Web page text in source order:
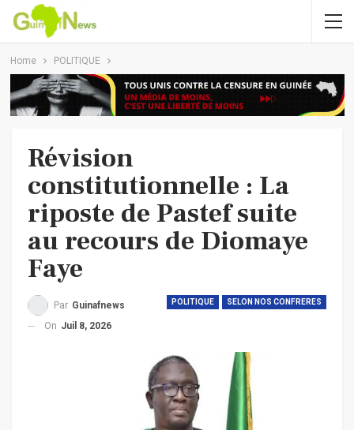
Home POLITIQUE
Révision
constitutionnelle : La
riposte de Pastef suite
au recours de Diomaye
Faye
POLITIQUE SELON NOS CONFRERES
Par Guinafnews
On Juil 8, 2026